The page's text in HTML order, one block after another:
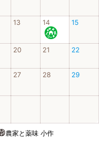
13 14 15
20 21 22
27 28 29
農家と薬味 小作